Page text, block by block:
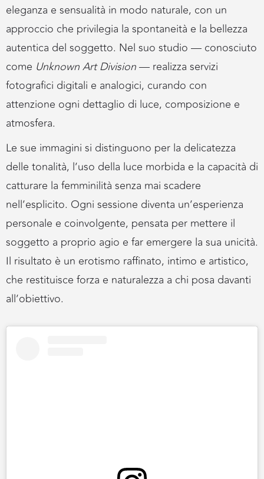
eleganza e sensualità in modo naturale, con un
approccio che privilegia la spontaneità e la bellezza
autentica del soggetto. Nel suo studio — conosciuto
come Unknown Art Division— realizza servizi
fotografici digitali e analogici, curando con
attenzione ogni dettaglio di luce, composizione e
atmosfera.
Le sue immagini si distinguono per la delicatezza
delle tonalità, l’uso della luce morbida e la capacità di
catturare la femminilità senza mai scadere
nell’esplicito. Ogni sessione diventa un’esperienza
personale e coinvolgente, pensata per mettere il
soggetto a proprio agio e far emergere la sua unicità.
Il risultato è un erotismo raffinato, intimo e artistico,
che restituisce forza e naturalezza a chi posa davanti
all’obiettivo.